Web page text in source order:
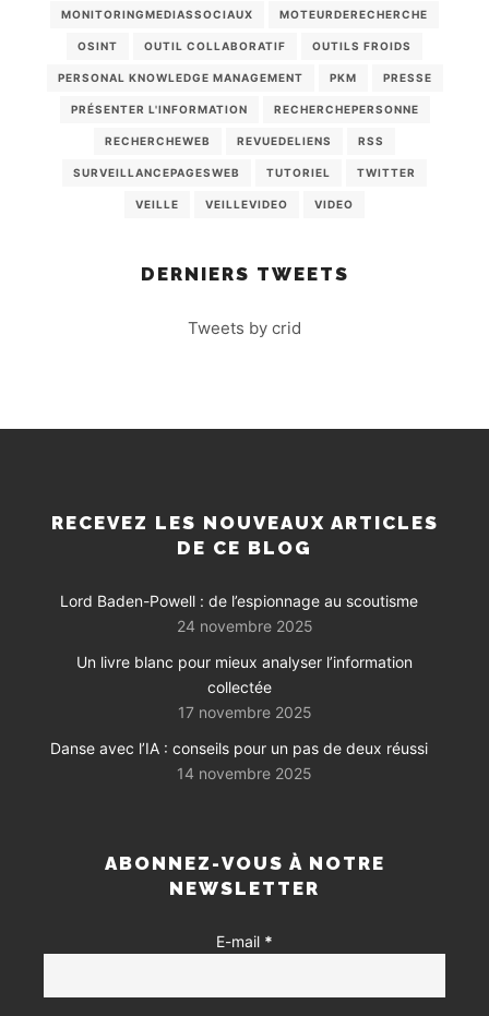
MONITORINGMEDIASSOCIAUX MOTEURDERECHERCHE
OSINT OUTIL COLLABORATIF OUTILS FROIDS
PERSONAL KNOWLEDGE MANAGEMENT PKM PRESSE
PRÉSENTER L'INFORMATION RECHERCHEPERSONNE
RECHERCHEWEB REVUEDELIENS RSS
SURVEILLANCEPAGESWEB TUTORIEL TWITTER
VEILLE VEILLEVIDEO VIDEO
DERNIERS TWEETS
Tweets by crid
RECEVEZ LES NOUVEAUX ARTICLES
DE CE BLOG
Lord Baden-Powell : de l’espionnage au scoutisme
24 novembre 2025
Un livre blanc pour mieux analyser l’information
collectée
17 novembre 2025
Danse avec l’IA : conseils pour un pas de deux réussi
14 novembre 2025
ABONNEZ-VOUS À NOTRE
NEWSLETTER
E-mail *